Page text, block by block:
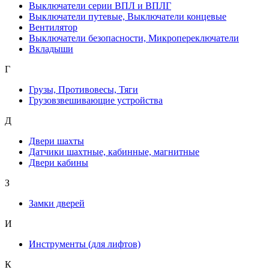
Выключатели серии ВПЛ и ВПЛГ
Выключатели путевые, Выключатели концевые
Вентилятор
Выключатели безопасности, Микропереключатели
Вкладыши
Г
Грузы, Противовесы, Тяги
Грузовзвешивающие устройства
Д
Двери шахты
Датчики шахтные, кабинные, магнитные
Двери кабины
З
Замки дверей
И
Инструменты (для лифтов)
К